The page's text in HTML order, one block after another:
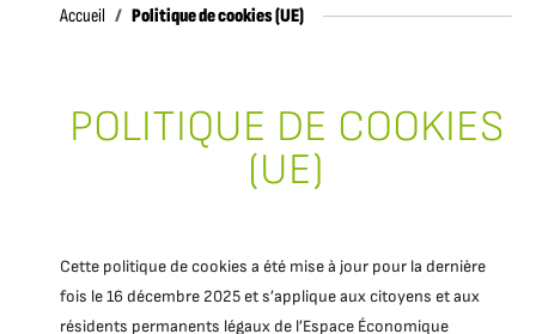
Accueil AccueilPolitique de cookies (UE)
POLITIQUE DE COOKIES
(UE)
Cette politique de cookies a été mise à jour pour la dernière
fois le 16 décembre 2025 et s’applique aux citoyens et aux
résidents permanents légaux de l’Espace Économique